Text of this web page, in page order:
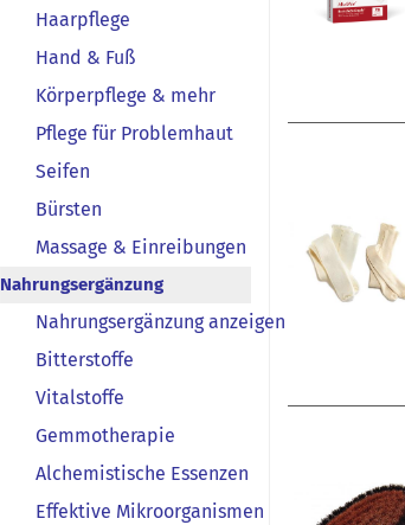
Haarpflege
Hand & Fuß
Körperpflege & mehr
Pflege für Problemhaut
Seifen
Bürsten
Massage & Einreibungen
Nahrungsergänzung
Nahrungsergänzung anzeigen
Bitterstoffe
Vitalstoffe
Gemmotherapie
Alchemistische Essenzen
Effektive Mikroorganismen